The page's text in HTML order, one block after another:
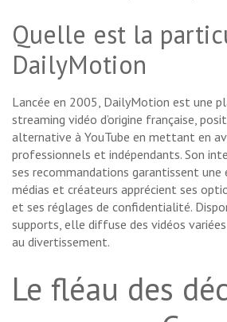
Quelle est la
DailyMotion
Lancée en 2005, DailyMotion est une
streaming vidéo d’origine française,
alternative à YouTube en mettant en
professionnels et indépendants. Son
ses recommandations garantissent une
médias et créateurs apprécient ses
et ses réglages de confidentialité.
supports, elle diffuse des vidéos
au divertissement.
Le fléau des